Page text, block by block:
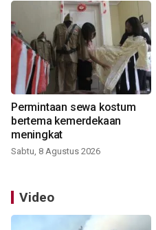
Permintaan sewa kostum
bertema kemerdekaan
meningkat
Sabtu, 8 Agustus 2026
Video